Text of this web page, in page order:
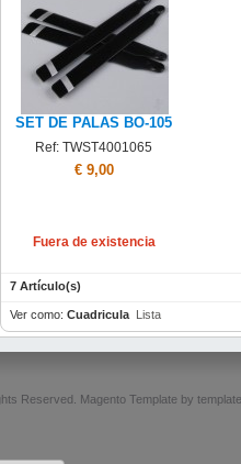
SET DE PALAS BO-105
Ref: TWST4001065
€ 9,00
Fuera de existencia
7 Artículo(s)
Ver como: Cuadricula Lista
Reserved. Magento Template by